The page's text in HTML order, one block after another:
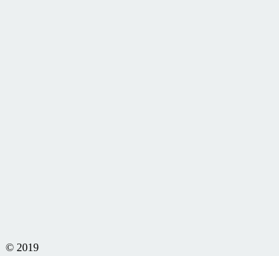
© 2019